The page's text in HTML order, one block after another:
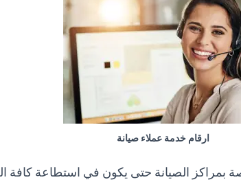
ارقام خدمة عملاء صيانة
بمراكز الصيانة حتى يكون في استطاعة كافة